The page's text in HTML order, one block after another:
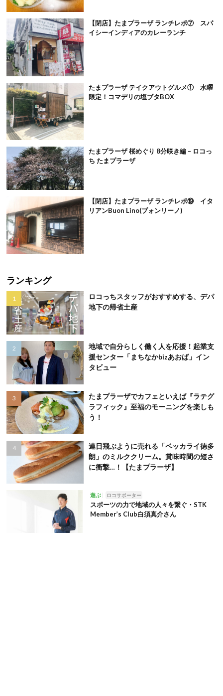
【閉店】たまプラーザ ランチレポ⑦ スパ
イシーインディアのカレーランチ
たまプラーザ テイクアウトグルメ① 水曜
限定！コマデリの塩ブタBOX
たまプラーザ 桜めぐり 8分咲き編 – ロコっ
ち たまプラーザ
【閉店】たまプラーザ ランチレポ⑲ イタ
リアンBuon Lino(ブォンリーノ)
ランキング
ロコっちスタッフがおすすめする、デパ
地下の帰省土産
地域で自分らしく働く人を応援！起業支
援センター「まちなかbizあおば」イン
タビュー
たまプラーザでカフェといえば『ラテグ
ラフィック』至福のモーニングを楽しも
う！
連日飛ぶように売れる「ベッカライ徳多
朗」のミルククリーム。賞味時間の短さ
に衝撃…！【たまプラーザ】
遊ぶ ロコサポーター
スポーツの力で地域の人々を繋ぐ・STK
Member’s Club白須真介さん